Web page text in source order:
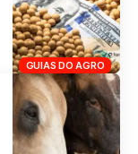
GUIAS DO AGRO